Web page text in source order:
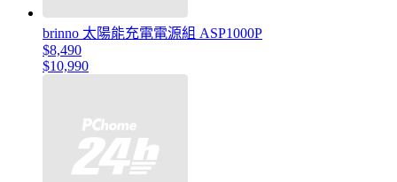
brinno 太陽能充電電源組 ASP1000P
$8,490
$10,990